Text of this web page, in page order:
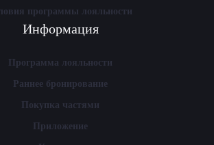
программы лояльности
Информация
Программа лояльности
Раннее бронирование
Покупка частями
Приложение